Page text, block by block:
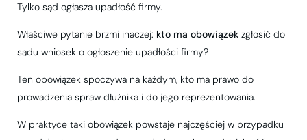
Tylko sąd ogłasza upadłość firmy.
Właściwe pytanie brzmi inaczej: kto ma obowiązek zgłosić do
sądu wniosek o ogłoszenie upadłości firmy?
Ten obowiązek spoczywa na każdym, kto ma prawo do
prowadzenia spraw dłużnika i do jego reprezentowania.
W praktyce taki obowiązek powstaje najczęściej w przypadku